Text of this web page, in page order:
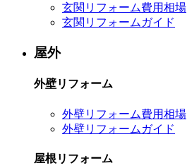
玄関リフォーム費用相場
玄関リフォームガイド
屋外
外壁リフォーム
外壁リフォーム費用相場
外壁リフォームガイド
屋根リフォーム